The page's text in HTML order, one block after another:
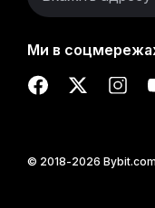
Ми в
© 2018-2026